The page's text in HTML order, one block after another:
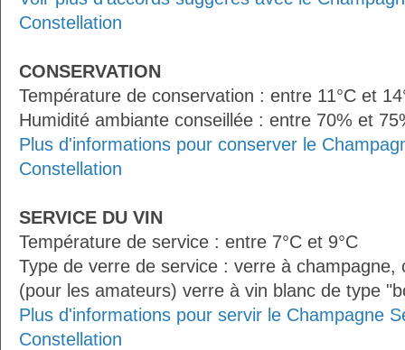
Constellation
CONSERVATION
Température de conservation : entre 11°C et
Humidité ambiante conseillée : entre 70% et
Plus d'informations pour conserver le
Constellation
SERVICE DU VIN
Température de service : entre 7°C et 9°C
Type de verre de service : verre à champagne,
(pour les amateurs) verre à vin blanc de type
Plus d'informations pour servir le Champagne
Constellation